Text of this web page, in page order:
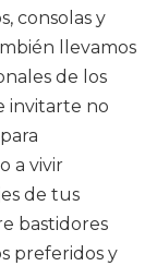
consolas y
llevamos
de los
invitarte no
a vivir
de tus
bastidores
preferidos y